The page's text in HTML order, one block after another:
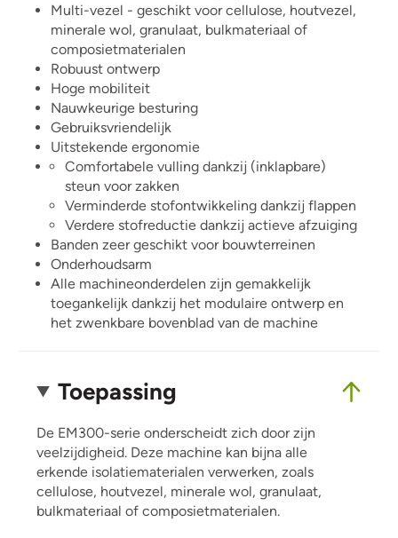
Multi-vezel - geschikt voor cellulose, houtvezel,
minerale wol, granulaat, bulkmateriaal of
composietmaterialen
Robuust ontwerp
Hoge mobiliteit
Nauwkeurige besturing
Gebruiksvriendelijk
Uitstekende ergonomie
Comfortabele vulling dankzij (inklapbare)
steun voor zakken
Verminderde stofontwikkeling dankzij flappen
Verdere stofreductie dankzij actieve afzuiging
Banden zeer geschikt voor bouwterreinen
Onderhoudsarm
Alle machineonderdelen zijn gemakkelijk
toegankelijk dankzij het modulaire ontwerp en
het zwenkbare bovenblad van de machine
Toepassing
De EM300-serie onderscheidt zich door zijn
veelzijdigheid. Deze machine kan bijna alle
erkende isolatiematerialen verwerken, zoals
cellulose, houtvezel, minerale wol, granulaat,
bulkmateriaal of composietmaterialen.